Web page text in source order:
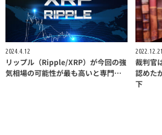
2024.4.12
リップル（Ripple/XRP）が今回の強
気相場の可能性が最も高いと専門…
2022.12.21
裁判官
認めた
下